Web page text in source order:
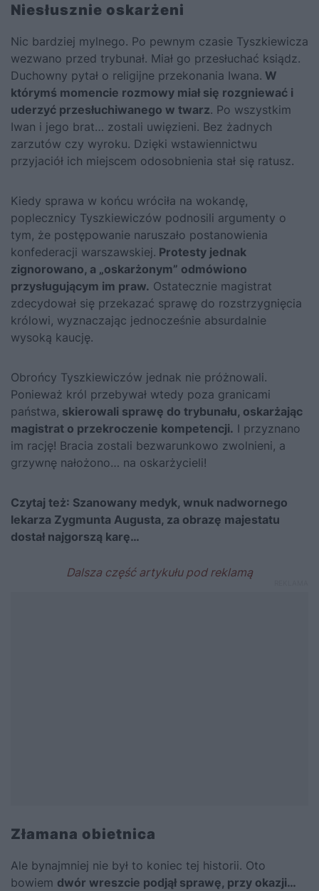
Niesłusznie oskarżeni
Nic bardziej mylnego. Po pewnym czasie Tyszkiewicza
wezwano przed trybunał. Miał go przesłuchać ksiądz.
Duchowny pytał o religijne przekonania Iwana. W
którymś momencie rozmowy miał się rozgniewać i
uderzyć przesłuchiwanego w twarz. Po wszystkim
Iwan i jego brat… zostali uwięzieni. Bez żadnych
zarzutów czy wyroku. Dzięki wstawiennictwu
przyjaciół ich miejscem odosobnienia stał się ratusz.
Kiedy sprawa w końcu wróciła na wokandę,
poplecznicy Tyszkiewiczów podnosili argumenty o
tym, że postępowanie naruszało postanowienia
konfederacji warszawskiej. Protesty jednak
zignorowano, a „oskarżonym” odmówiono
przysługującym im praw. Ostatecznie magistrat
zdecydował się przekazać sprawę do rozstrzygnięcia
królowi, wyznaczając jednocześnie absurdalnie
wysoką kaucję.
Obrońcy Tyszkiewiczów jednak nie próżnowali.
Ponieważ król przebywał wtedy poza granicami
państwa, skierowali sprawę do trybunału, oskarżając
magistrat o przekroczenie kompetencji. I przyznano
im rację! Bracia zostali bezwarunkowo zwolnieni, a
grzywnę nałożono… na oskarżycieli!
Czytaj też: Szanowany medyk, wnuk nadwornego
lekarza Zygmunta Augusta, za obrazę majestatu
dostał najgorszą karę…
Złamana obietnica
Ale bynajmniej nie był to koniec tej historii. Oto
bowiem dwór wreszcie podjął sprawę, przy okazji…